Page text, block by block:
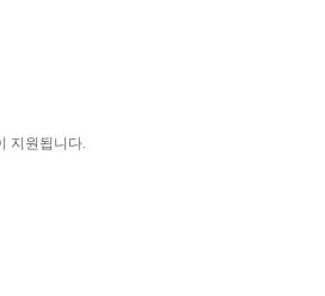
지원됩니다.